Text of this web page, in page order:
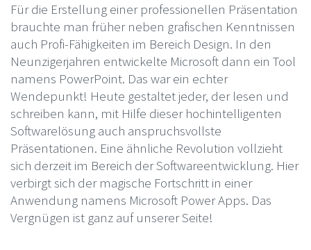
Für die Erstellung einer professionellen Präsentation
brauchte man früher neben grafischen Kenntnissen
auch Profi-Fähigkeiten im Bereich Design. In den
Neunzigerjahren entwickelte Microsoft dann ein Tool
namens PowerPoint. Das war ein echter
Wendepunkt! Heute gestaltet jeder, der lesen und
schreiben kann, mit Hilfe dieser hochintelligenten
Softwarelösung auch anspruchsvollste
Präsentationen. Eine ähnliche Revolution vollzieht
sich derzeit im Bereich der Softwareentwicklung. Hier
verbirgt sich der magische Fortschritt in einer
Anwendung namens Microsoft Power Apps. Das
Vergnügen ist ganz auf unserer Seite!